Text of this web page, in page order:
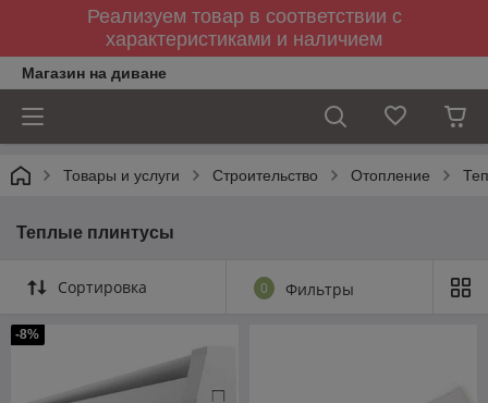
Реализуем товар в соответствии с
характеристиками и наличием
Магазин на диване
Товары и услуги Строительство Отопление
Теплые плинтусы
Сортировка 0 Фильтры
-8%